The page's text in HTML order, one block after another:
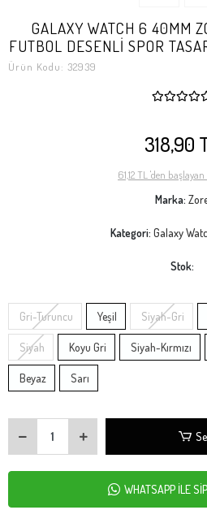
GALAXY WATCH 6 40MM
FUTBOL DESENLİ SPOR
Ürün Kodu: 32939
318,90
61,12 TL 'den
Marka:
Kategori: Galaxy
Stok:
Gri-Turuncu Yeşil Siyah-Gri
Siyah Koyu Gri Siyah-Kırmızı
Beyaz Sarı
WHATSAPP İLE